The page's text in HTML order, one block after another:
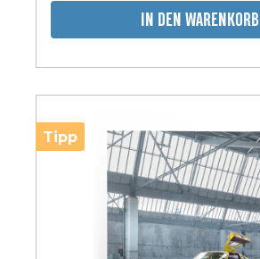
IN DEN WARENKORB
Tipp